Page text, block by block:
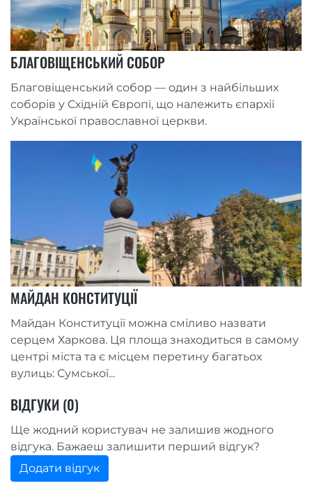
БЛАГОВІЩЕНСЬКИЙ СОБОР
Благовіщенський собор — один з найбільших
соборів у Східній Європі, що належить єпархії
Української православної церкви.
МАЙДАН КОНСТИТУЦІЇ
Майдан Конституції можна сміливо назвати
серцем Харкова. Ця площа знаходиться в самому
центрі міста та є місцем перетину багатьох
вулиць: Сумської...
ВІДГУКИ (0)
Ще жодний користувач не залишив жодного
відгука. Бажаеш залишити перший відгук?
Додати відгук